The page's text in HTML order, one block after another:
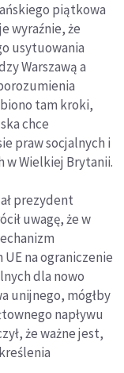
piątkowa
wyraźnie, że
usytuowania
Warszawą a
tam kroki,
chce
praw socjalnych i
w Wielkiej Brytanii.
prezydent
uwagę, że w
na ograniczenie
dla nowo
unijnego, mógłby
napływu
że ważne jest,